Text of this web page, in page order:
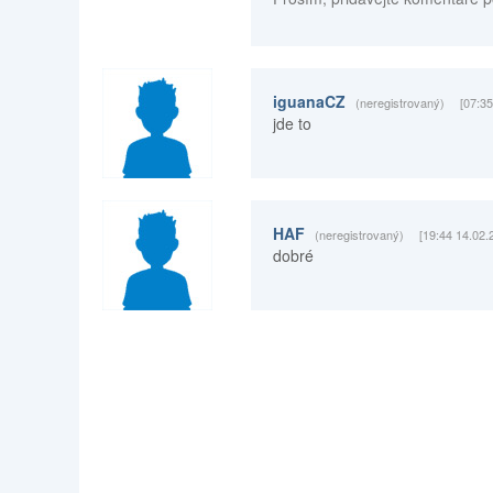
iguanaCZ (neregistrovaný)
jde to
HAF (neregistrovaný) [19:44
dobré